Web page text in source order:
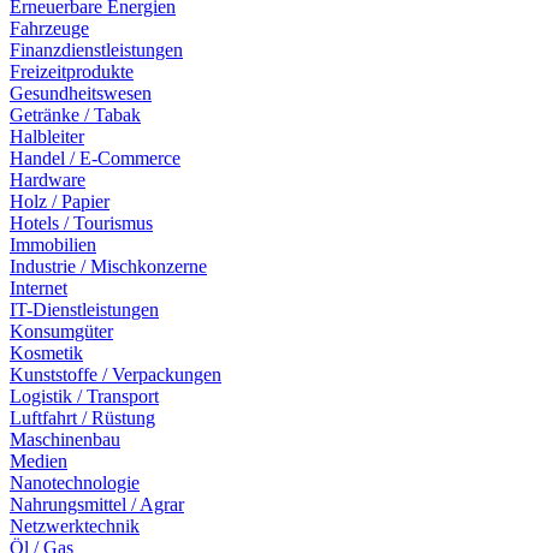
Erneuerbare Energien
Fahrzeuge
Finanzdienstleistungen
Freizeitprodukte
Gesundheitswesen
Getränke / Tabak
Halbleiter
Handel / E-Commerce
Hardware
Holz / Papier
Hotels / Tourismus
Immobilien
Industrie / Mischkonzerne
Internet
IT-Dienstleistungen
Konsumgüter
Kosmetik
Kunststoffe / Verpackungen
Logistik / Transport
Luftfahrt / Rüstung
Maschinenbau
Medien
Nanotechnologie
Nahrungsmittel / Agrar
Netzwerktechnik
Öl / Gas